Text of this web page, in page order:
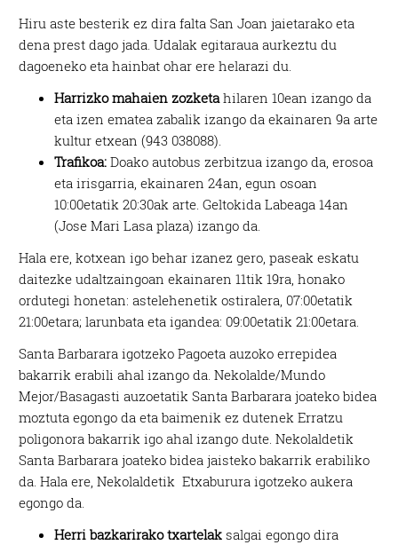
Hiru aste besterik ez dira falta San Joan jaietarako eta
dena prest dago jada. Udalak egitaraua aurkeztu du
dagoeneko eta hainbat ohar ere helarazi du.
Harrizko mahaien zozketahilaren 10ean izango da
eta izen ematea zabalik izango da ekainaren 9a arte
kultur etxean (943 038088).
Trafikoa: Doako autobus zerbitzua izango da, erosoa
eta irisgarria, ekainaren 24an, egun osoan
10:00etatik 20:30ak arte. Geltokida Labeaga 14an
(Jose Mari Lasa plaza) izango da.
Hala ere, kotxean igo behar izanez gero, paseak eskatu
daitezke udaltzaingoan ekainaren 11tik 19ra, honako
ordutegi honetan: astelehenetik ostiralera, 07:00etatik
21:00etara; larunbata eta igandea: 09:00etatik 21:00etara.
Santa Barbarara igotzeko Pagoeta auzoko errepidea
bakarrik erabili ahal izango da. Nekolalde/Mundo
Mejor/Basagasti auzoetatik Santa Barbarara joateko bidea
moztuta egongo da eta baimenik ez dutenek Erratzu
poligonora bakarrik igo ahal izango dute. Nekolaldetik
Santa Barbarara joateko bidea jaisteko bakarrik erabiliko
da. Hala ere, Nekolaldetik Etxaburura igotzeko aukera
egongo da.
Herri bazkarirako txartelak salgai egongo dira